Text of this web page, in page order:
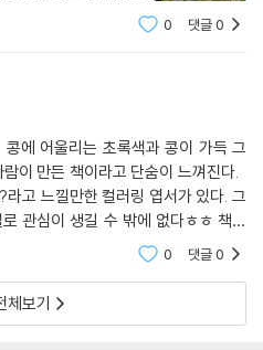
책 제목을 참 좋아했
0 댓글0
이런 디테일에 가끔은 감동을 받는다. 콩이 생각나는 땡땡이! 너무 사
0 댓글0
체보기